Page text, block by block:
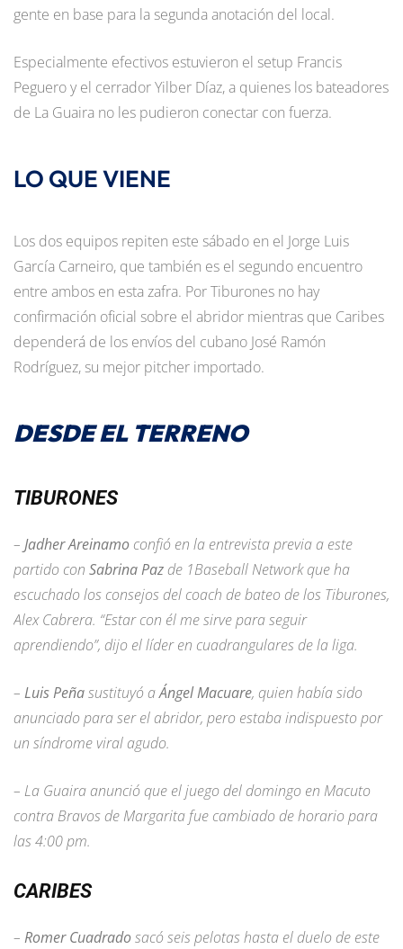
gente en base para la segunda anotación del local.
Especialmente efectivos estuvieron el setup Francis
Peguero y el cerrador Yilber Díaz, a quienes los bateadores
de La Guaira no les pudieron conectar con fuerza.
LO QUE VIENE
Los dos equipos repiten este sábado en el Jorge Luis
García Carneiro, que también es el segundo encuentro
entre ambos en esta zafra. Por Tiburones no hay
confirmación oficial sobre el abridor mientras que Caribes
dependerá de los envíos del cubano José Ramón
Rodríguez, su mejor pitcher importado.
DESDE EL TERRENO
TIBURONES
– Jadher Areinamo confió en la entrevista previa a este
partido con Sabrina Paz de 1Baseball Network que ha
escuchado los consejos del coach de bateo de los Tiburones,
Alex Cabrera. “Estar con él me sirve para seguir
aprendiendo”, dijo el líder en cuadrangulares de la liga.
– Luis Peñasustituyó aÁngel Macuare, quien había sido
anunciado para ser el abridor, pero estaba indispuesto por
un síndrome viral agudo.
– La Guaira anunció que el juego del domingo en Macuto
contra Bravos de Margarita fue cambiado de horario para
las 4:00 pm.
CARIBES
– Romer Cuadradosacó seis pelotas hasta el duelo de este